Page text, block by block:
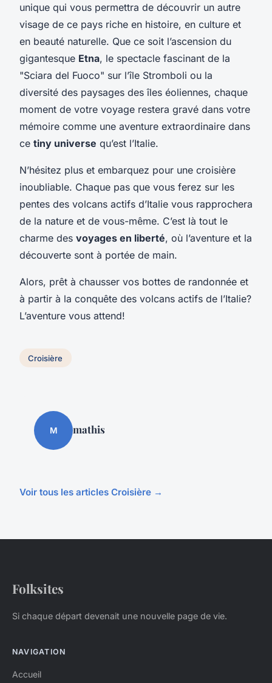
unique qui vous permettra de découvrir un autre
visage de ce pays riche en histoire, en culture et
en beauté naturelle. Que ce soit l’ascension du
gigantesque Etna, le spectacle fascinant de la
"Sciara del Fuoco" sur l’île Stromboli ou la
diversité des paysages des îles éoliennes, chaque
moment de votre voyage restera gravé dans votre
mémoire comme une aventure extraordinaire dans
ce tiny universe qu’est l’Italie.
N’hésitez plus et embarquez pour une croisière
inoubliable. Chaque pas que vous ferez sur les
pentes des volcans actifs d’Italie vous rapprochera
de la nature et de vous-même. C’est là tout le
charme des voyages en liberté, où l’aventure et la
découverte sont à portée de main.
Alors, prêt à chausser vos bottes de randonnée et
à partir à la conquête des volcans actifs de l’Italie?
L’aventure vous attend!
Croisière
M mathis
Voir tous les articles Croisière →
Folksites
Si chaque départ devenait une nouvelle page de vie.
NAVIGATION
Accueil